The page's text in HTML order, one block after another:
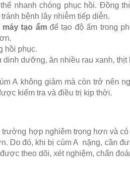
nhanh chóng phục hồi. Đồng
bệnh lây nhiễm tiếp diễn.
tạo ẩmđể tạo độ ẩm trong
hồi phục.
dinh dưỡng, ăn nhiều rau xanh,
A không giảm mà còn trở nên
kiểm tra và điều trị kịp thời.
hợp nghiêm trọng hơn và
Do đó, khi bị cúm A nặng, cần
theo dõi, xét nghiệm, chẩn